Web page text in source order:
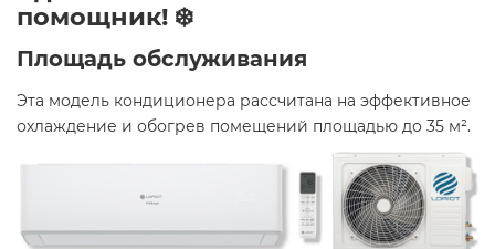
помощник! ❄️️
Площадь обслуживания
Эта модель кондиционера рассчитана на эффективное
охлаждение и обогрев помещений площадью до 35 м². ​